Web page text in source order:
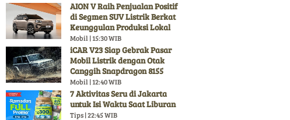
AION V Raih Penjualan Positif
di Segmen SUV Listrik Berkat
Keunggulan Produksi Lokal
Mobil | 15:30 WIB
iCAR V23 Siap Gebrak Pasar
Mobil Listrik dengan Otak
Canggih Snapdragon 8155
Mobil | 12:40 WIB
7 Aktivitas Seru di Jakarta
untuk Isi Waktu Saat Liburan
Tips | 22:45 WIB